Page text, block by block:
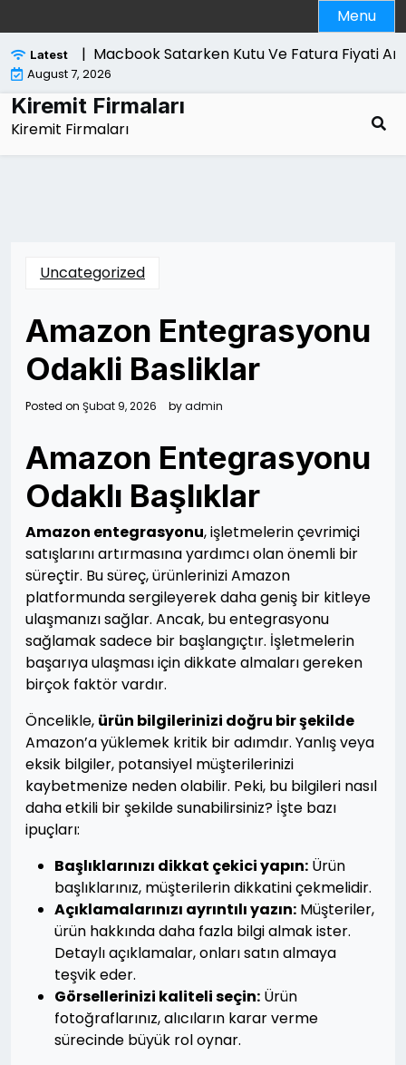
to
content
Menu
Latest
Nelerdir |Macbook Satarken Kutu Ve Fatura Fiyati
August 7, 2026
Kiremit Firmaları
Kiremit Firmaları
Uncategorized
Amazon Entegrasyonu
Odakli Basliklar
Posted on Şubat 9, 2026 byadmin
Amazon Entegrasyonu
Odaklı Başlıklar
Amazon entegrasyonu, işletmelerin çevrimiçi
satışlarını artırmasına yardımcı olan önemli bir
süreçtir. Bu süreç, ürünlerinizi Amazon
platformunda sergileyerek daha geniş bir kitleye
ulaşmanızı sağlar. Ancak, bu entegrasyonu
sağlamak sadece bir başlangıçtır. İşletmelerin
başarıya ulaşması için dikkate almaları gereken
birçok faktör vardır.
Öncelikle, ürün bilgilerinizi doğru bir şekilde
Amazon’a yüklemek kritik bir adımdır. Yanlış veya
eksik bilgiler, potansiyel müşterilerinizi
kaybetmenize neden olabilir. Peki, bu bilgileri nasıl
daha etkili bir şekilde sunabilirsiniz? İşte bazı
ipuçları:
Başlıklarınızı dikkat çekici yapın: Ürün
başlıklarınız, müşterilerin dikkatini çekmelidir.
Açıklamalarınızı ayrıntılı yazın: Müşteriler,
ürün hakkında daha fazla bilgi almak ister.
Detaylı açıklamalar, onları satın almaya
teşvik eder.
Görsellerinizi kaliteli seçin: Ürün
fotoğraflarınız, alıcıların karar verme
sürecinde büyük rol oynar.